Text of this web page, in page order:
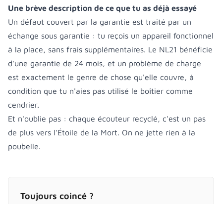
Une brève description de ce que tu as déjà essayé
Un défaut couvert par la garantie est traité par un
échange sous garantie : tu reçois un appareil fonctionnel
à la place, sans frais supplémentaires. Le NL21 bénéficie
d'une garantie de 24 mois, et un problème de charge
est exactement le genre de chose qu'elle couvre, à
condition que tu n'aies pas utilisé le boîtier comme
cendrier.
Et n'oublie pas : chaque écouteur recyclé, c'est un pas
de plus vers l'Étoile de la Mort. On ne jette rien à la
poubelle.
Toujours coincé ?